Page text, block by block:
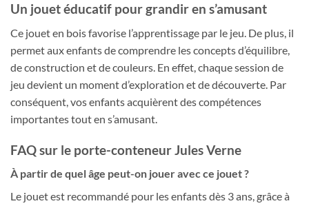
Un jouet éducatif pour grandir en s’amusant
Ce jouet en bois favorise l’apprentissage par le jeu. De plus, il
permet aux enfants de comprendre les concepts d’équilibre,
de construction et de couleurs. En effet, chaque session de
jeu devient un moment d’exploration et de découverte. Par
conséquent, vos enfants acquièrent des compétences
importantes tout en s’amusant.
FAQ sur le porte-conteneur Jules Verne
À partir de quel âge peut-on jouer avec ce jouet ?
Le jouet est recommandé pour les enfants dès 3 ans, grâce à